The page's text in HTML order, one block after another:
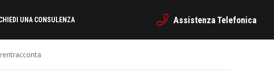
UNA CONSULENZA Assistenza Telefonica